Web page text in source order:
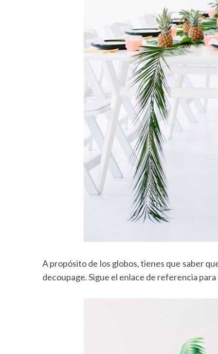
A propósito de los globos, tienes que saber
decoupage. Sigue el enlace de referencia